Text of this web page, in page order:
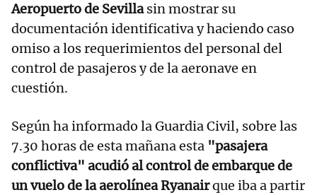
Aeropuerto de Sevillasin mostrar su
documentación identificativa y haciendo caso
omiso a los requerimientos del personal del
control de pasajeros y de la aeronave en
cuestión.
Según ha informado la Guardia Civil, sobre las
7.30 horas de esta mañana esta "pasajera
conflictiva" acudió al control de embarque de
un vuelo de la aerolínea Ryanairque iba a partir